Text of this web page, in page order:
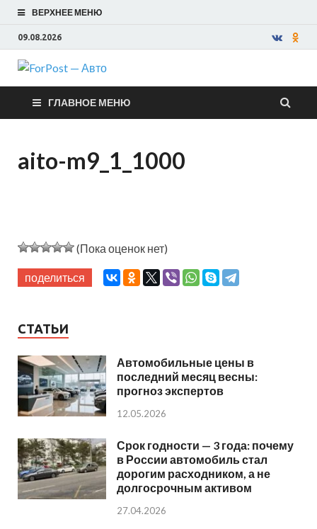
ВЕРХНЕЕ МЕНЮ
09.08.2026
ForPost —
Авто
ГЛАВНОЕ МЕНЮ
aito-m9_1_1000
(Пока оценок нет)
поделиться
СТАТЬИ
Автомобильные цены в
последний месяц весны:
прогноз экспертов
12.05.2026
Срок годности — 3 года: почему
в России автомобиль стал
дорогим расходником, а не
долгосрочным активом
27.04.2026